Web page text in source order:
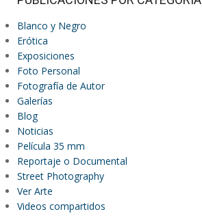
Blanco y Negro
Erótica
Exposiciones
Foto Personal
Fotografía de Autor
Galerías
Blog
Noticias
Película 35 mm
Reportaje o Documental
Street Photography
Ver Arte
Videos compartidos